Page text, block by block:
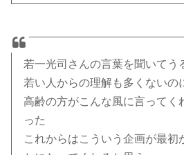
若一光司さんの言葉を聞いてう
若い人からの理解も多くないの
高齢の方がこんな風に言ってく
った
これからはこういう企画が最初